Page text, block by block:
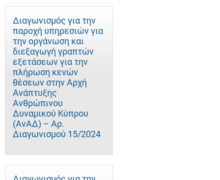
Διαγωνισμός για την
παροχή υπηρεσιών για
την οργάνωση και
διεξαγωγή γραπτών
εξετάσεων για την
πλήρωση κενών
θέσεων στην Αρχή
Ανάπτυξης
Ανθρώπινου
Δυναμικού Κύπρου
(ΑνΑΔ) – Αρ.
Διαγωνισμού 15/2024